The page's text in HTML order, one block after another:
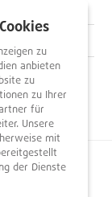
.
zu
anbieten
zu
zu Ihrer
für
Unsere
mit
der Dienste